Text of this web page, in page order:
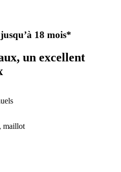
18 mois*
un excellent
maillot